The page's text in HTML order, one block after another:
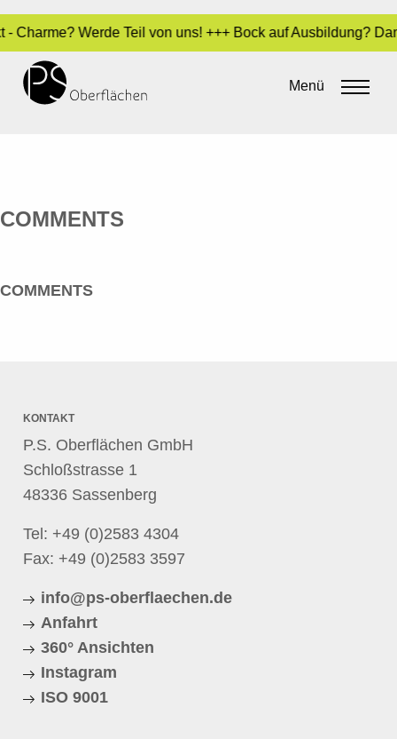
Werde Teil von uns! +++ Bock auf
Menü
CHRISTIAN WERNER INDUSTRIAL
DESIGN
COMMENTS
COMMENTS
KONTAKT
P.S. Oberflächen GmbH
Schloßstrasse 1
48336 Sassenberg
Tel: +49 (0)2583 4304
Fax: +49 (0)2583 3597
info@ps-oberflaechen.de
Anfahrt
360° Ansichten
Instagram
ISO 9001